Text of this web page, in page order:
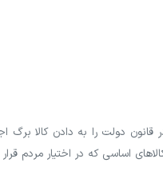
دولت را به دادن کالا برگ
اساسی که در اختیار مردم قرار